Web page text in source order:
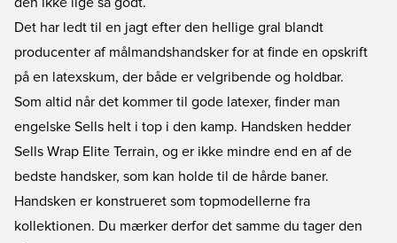
Det har ledt til en jagt efter den hellige gral blandt
producenter af målmandshandsker for at finde en opskrift
på en latexskum, der både er velgribende og holdbar.
Som altid når det kommer til gode latexer, finder man
engelske Sells helt i top i den kamp. Handsken hedder
Sells Wrap Elite Terrain, og er ikke mindre end en af de
bedste handsker, som kan holde til de hårde baner.
Handsken er konstrueret som topmodellerne fra
kollektionen. Du mærker derfor det samme du tager den